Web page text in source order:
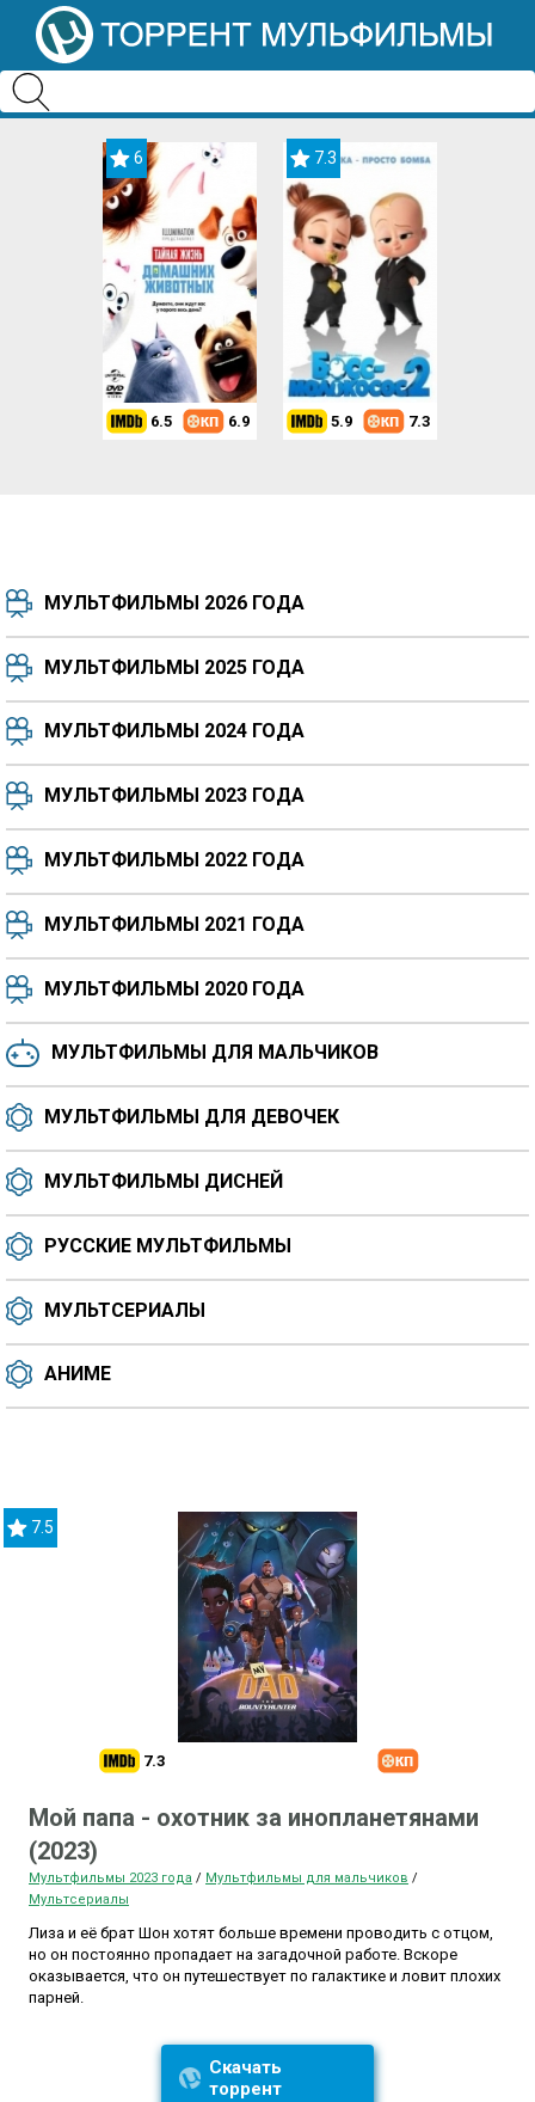
6
6.5 6.9
7.3
5.9 7.3
7.5 8.3
8.3
6.5 6.6
8.2
6.0 6.4
МУЛЬТФИЛЬМЫ 2026 ГОДА
МУЛЬТФИЛЬМЫ 2025 ГОДА
МУЛЬТФИЛЬМЫ 2024 ГОДА
МУЛЬТФИЛЬМЫ 2023 ГОДА
МУЛЬТФИЛЬМЫ 2022 ГОДА
МУЛЬТФИЛЬМЫ 2021 ГОДА
МУЛЬТФИЛЬМЫ 2020 ГОДА
МУЛЬТФИЛЬМЫ ДЛЯ МАЛЬЧИКОВ
МУЛЬТФИЛЬМЫ ДЛЯ ДЕВОЧЕК
МУЛЬТФИЛЬМЫ ДИСНЕЙ
РУССКИЕ МУЛЬТФИЛЬМЫ
МУЛЬТСЕРИАЛЫ
АНИМЕ
7.5
7.3
Мой папа - охотник за инопланетянами
(2023)
Мультфильмы 2023 года / Мультфильмы для мальчиков /
Мультсериалы
Лиза и её брат Шон хотят больше времени проводить с отцом,
но он постоянно пропадает на загадочной работе. Вскоре
оказывается, что он путешествует по галактике и ловит плохих
парней.
Скачать
торрент